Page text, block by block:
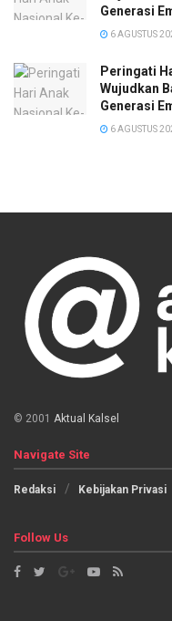
Generasi
6 AGUSTUS
Peringati
Wujudkan
Generasi
6 AGUSTUS
© 2001 Aktual Kalsel
Navigate Site
Redaksi Kebijakan Privasi
Follow Us